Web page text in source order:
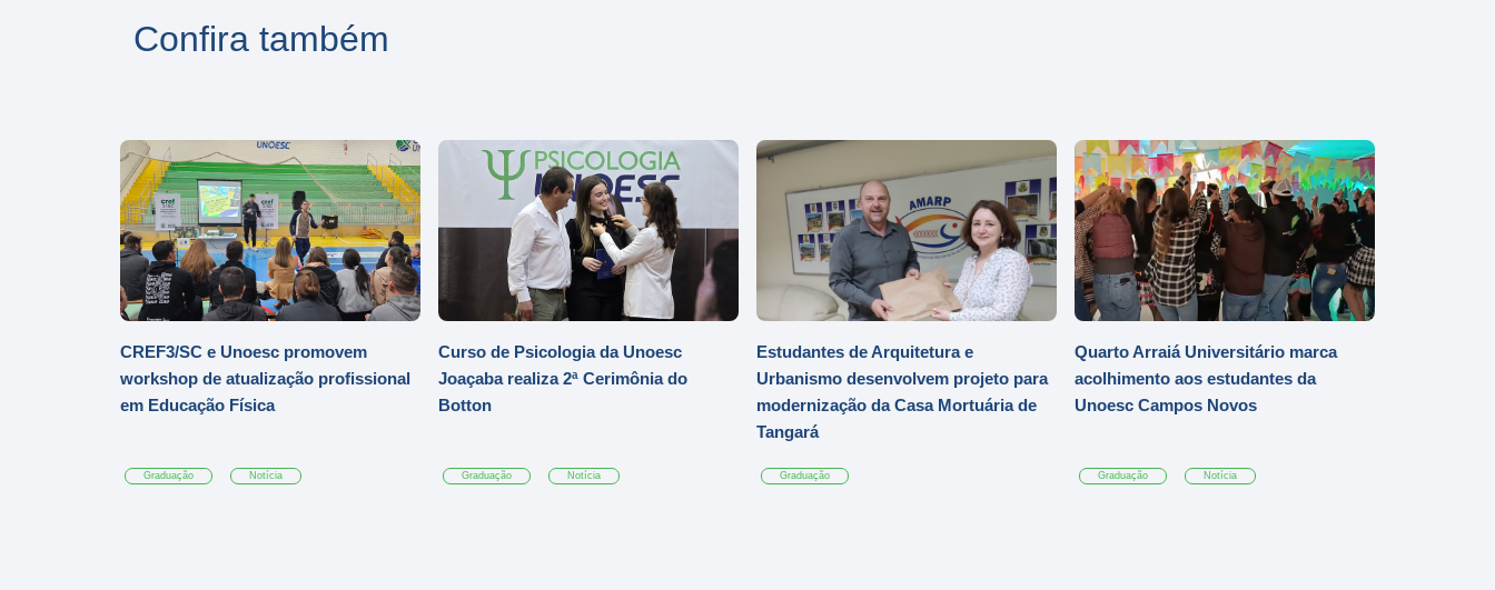
Confira também
CREF3/SC e Unoesc promovem
workshop de atualização profissional
em Educação Física
Graduação Notícia
Curso de Psicologia da Unoesc
Joaçaba realiza 2ª Cerimônia do
Botton
Graduação Notícia
Estudantes de Arquitetura e
Urbanismo desenvolvem projeto para
modernização da Casa Mortuária de
Tangará
Graduação
Quarto Arraiá Universitário marca
acolhimento aos estudantes da
Unoesc Campos Novos
Graduação Notícia